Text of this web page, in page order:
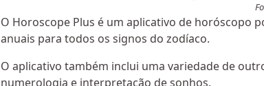
O Horoscope Plus é um aplicativo de horóscopo
anuais para todos os signos do zodíaco.
O aplicativo também inclui uma variedade de
numerologia e interpretação de sonhos.